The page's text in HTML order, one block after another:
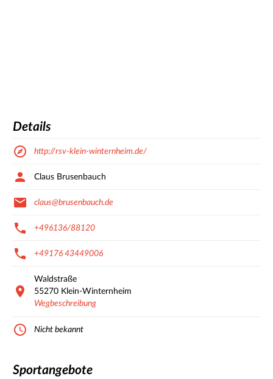
Details
http://rsv-klein-winternheim.de/
Claus Brusenbauch
claus@brusenbauch.de
+496136/88120
+49176 43449006
Waldstraße
55270 Klein-Winternheim
Wegbeschreibung
Nicht bekannt
Sportangebote